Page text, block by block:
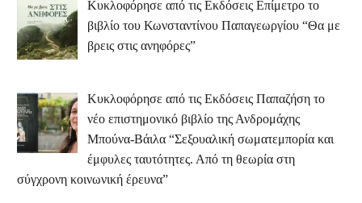
Κυκλοφόρησε από τις Εκδόσεις Επίμετρο το
βιβλίο του Κωνσταντίνου Παπαγεωργίου “Θα με
βρεις στις ανηφόρες”
Κυκλοφόρησε από τις Εκδόσεις Παπαζήση το
νέο επιστημονικό βιβλίο της Ανδρομάχης
Μπούνα-Βάιλα “Σεξουαλική σωματεμπορία και
έμφυλες ταυτότητες. Από τη θεωρία στη
σύγχρονη κοινωνική έρευνα”